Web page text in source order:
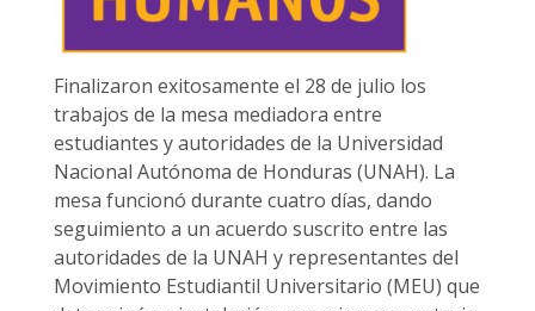
Finalizaron exitosamente el 28 de julio los
trabajos de la mesa mediadora entre
estudiantes y autoridades de la Universidad
Nacional Autónoma de Honduras (UNAH). La
mesa funcionó durante cuatro días, dando
seguimiento a un acuerdo suscrito entre las
autoridades de la UNAH y representantes del
Movimiento Estudiantil Universitario (MEU) que